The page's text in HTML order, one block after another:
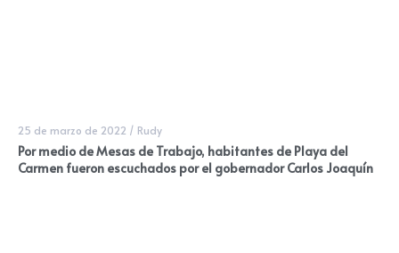
25 de marzo de 2022 / Rudy
Por medio de Mesas de Trabajo, habitantes de Playa del
Carmen fueron escuchados por el gobernador Carlos Joaquín